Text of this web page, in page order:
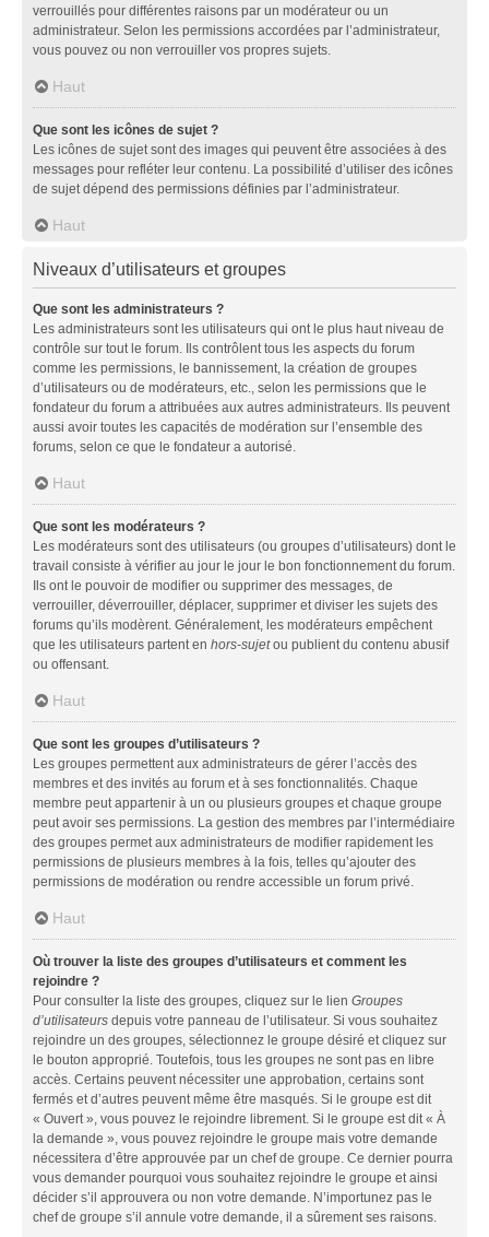
verrouillés pour différentes raisons par un modérateur ou un
administrateur. Selon les permissions accordées par l’administrateur,
vous pouvez ou non verrouiller vos propres sujets.
Haut
Que sont les icônes de sujet ?
Les icônes de sujet sont des images qui peuvent être associées à des
messages pour refléter leur contenu. La possibilité d’utiliser des icônes
de sujet dépend des permissions définies par l’administrateur.
Haut
Niveaux d’utilisateurs et groupes
Que sont les administrateurs ?
Les administrateurs sont les utilisateurs qui ont le plus haut niveau de
contrôle sur tout le forum. Ils contrôlent tous les aspects du forum
comme les permissions, le bannissement, la création de groupes
d’utilisateurs ou de modérateurs, etc., selon les permissions que le
fondateur du forum a attribuées aux autres administrateurs. Ils peuvent
aussi avoir toutes les capacités de modération sur l’ensemble des
forums, selon ce que le fondateur a autorisé.
Haut
Que sont les modérateurs ?
Les modérateurs sont des utilisateurs (ou groupes d’utilisateurs) dont le
travail consiste à vérifier au jour le jour le bon fonctionnement du forum.
Ils ont le pouvoir de modifier ou supprimer des messages, de
verrouiller, déverrouiller, déplacer, supprimer et diviser les sujets des
forums qu’ils modèrent. Généralement, les modérateurs empêchent
que les utilisateurs partent en hors-sujetou publient du contenu abusif
ou offensant.
Haut
Que sont les groupes d’utilisateurs ?
Les groupes permettent aux administrateurs de gérer l’accès des
membres et des invités au forum et à ses fonctionnalités. Chaque
membre peut appartenir à un ou plusieurs groupes et chaque groupe
peut avoir ses permissions. La gestion des membres par l’intermédiaire
des groupes permet aux administrateurs de modifier rapidement les
permissions de plusieurs membres à la fois, telles qu’ajouter des
permissions de modération ou rendre accessible un forum privé.
Haut
Où trouver la liste des groupes d’utilisateurs et comment les
rejoindre ?
Pour consulter la liste des groupes, cliquez sur le lien Groupes
d’utilisateurs depuis votre panneau de l’utilisateur. Si vous souhaitez
rejoindre un des groupes, sélectionnez le groupe désiré et cliquez sur
le bouton approprié. Toutefois, tous les groupes ne sont pas en libre
accès. Certains peuvent nécessiter une approbation, certains sont
fermés et d’autres peuvent même être masqués. Si le groupe est dit
« Ouvert », vous pouvez le rejoindre librement. Si le groupe est dit « À
la demande », vous pouvez rejoindre le groupe mais votre demande
nécessitera d’être approuvée par un chef de groupe. Ce dernier pourra
vous demander pourquoi vous souhaitez rejoindre le groupe et ainsi
décider s’il approuvera ou non votre demande. N’importunez pas le
chef de groupe s’il annule votre demande, il a sûrement ses raisons.